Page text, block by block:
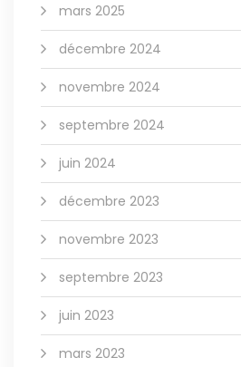
mars 2025
décembre 2024
novembre 2024
septembre 2024
juin 2024
décembre 2023
novembre 2023
septembre 2023
juin 2023
mars 2023